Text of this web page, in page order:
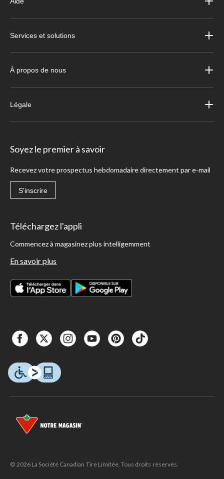
Services et solutions
À propos de nous
Légale
Soyez le premier à savoir
Recevez votre prospectus hebdomadaire directement par e-mail
S'inscrire
Téléchargez l'appli
Commencez à magasinez plus intelligemment
En savoir plus
© 2026 La Société Canadian Tire Limitée. Tous droits réservés.